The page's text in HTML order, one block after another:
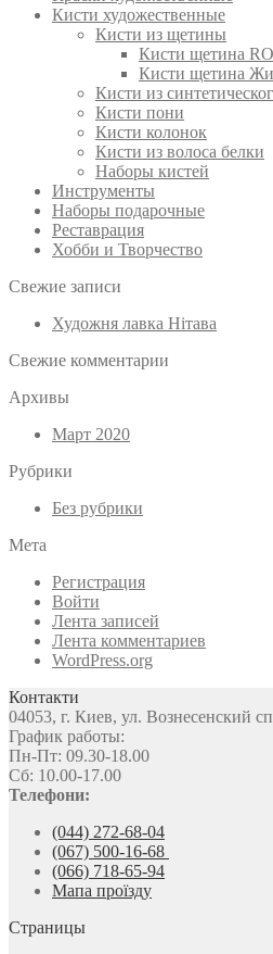
Кисти художественные
Кисти из щетины
Кисти щетина
Кисти щетина
Кисти из
Кисти пони
Кисти колонок
Кисти из волоса белки
Наборы кистей
Инструменты
Наборы подарочные
Реставрация
Хобби и Творчество
Свежие записи
Художня лавка Нітава
Свежие комментарии
Архивы
Март 2020
Рубрики
Без рубрики
Мета
Регистрация
Войти
Лента записей
Лента комментариев
WordPress.org
Контакти
04053, г. Киев, ул. Вознесенский
График работы:
Пн-Пт: 09.30-18.00
Сб: 10.00-17.00
Телефони:
(044) 272-68-04
(067) 500-16-68
(066) 718-65-94
Мапа проїзду
Страницы